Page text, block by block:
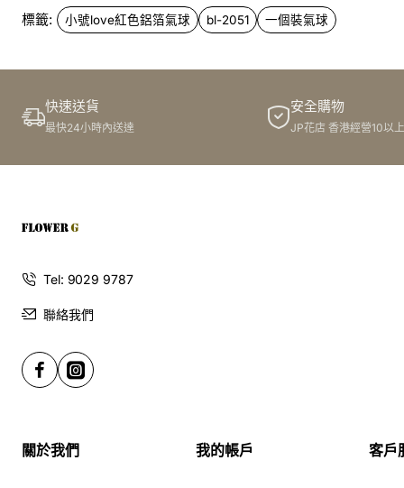
標籤: 小號love紅色鋁箔氣球 bl-2051 一個裝氣球
快速送貨
最快24小時內送達
安全購物
JP花店 香港經營10以
Tel: 9029 9787
聯絡我們
關於我們 我的帳戶 客戶